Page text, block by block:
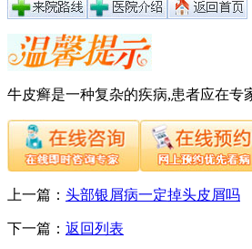
牛皮癣是一种复杂的疾病,患者应在专
上一篇： 头部银屑病一定掉头皮屑吗
下一篇： 返回列表